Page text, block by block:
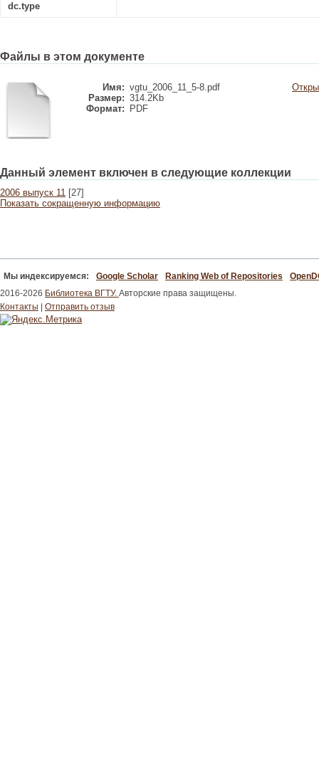
dc.type
Файлы в этом документе
Имя: vgtu_2006_11_5-8.pdf
Размер: 314.2Kb
Формат:
PDF
Данный элемент включен в следующие коллекции
2006 выпуск 11 [27]
Показать сокращенную информацию
Мы индексируемся: Google Scholar Ranking Web of Repositories
2016-2026 Библиотека ВГТУ. Авторские права защищены.
Контакты
Отправить отзыв